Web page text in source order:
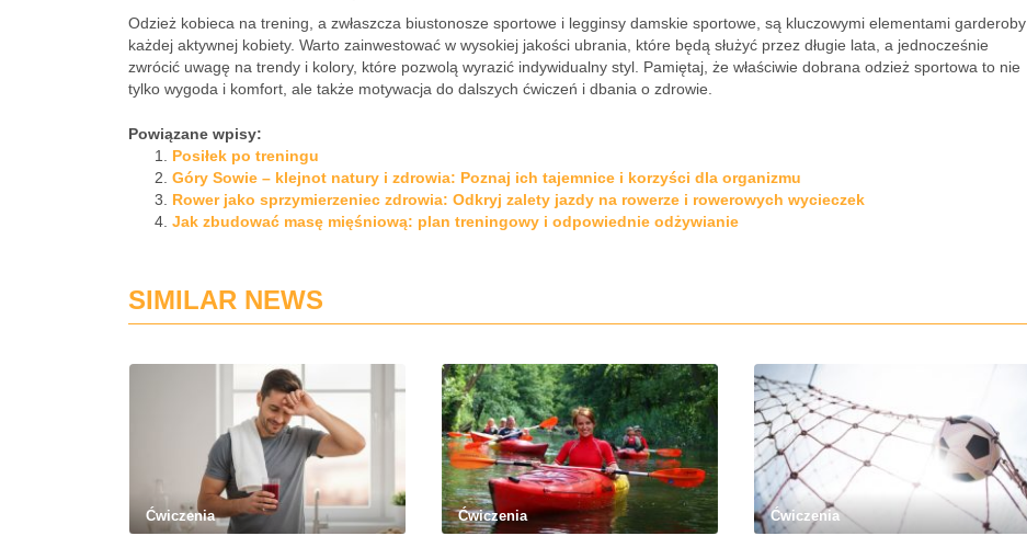
Odzież kobieca na trening, a zwłaszcza biustonosze sportowe i legginsy damskie sportowe, są kluczowymi elementami garderoby
każdej aktywnej kobiety. Warto zainwestować w wysokiej jakości ubrania, które będą służyć przez długie lata, a jednocześnie
zwrócić uwagę na trendy i kolory, które pozwolą wyrazić indywidualny styl. Pamiętaj, że właściwie dobrana odzież sportowa to nie
tylko wygoda i komfort, ale także motywacja do dalszych ćwiczeń i dbania o zdrowie.
Powiązane wpisy:
Posiłek po treningu
Góry Sowie – klejnot natury i zdrowia: Poznaj ich tajemnice i korzyści dla organizmu
Rower jako sprzymierzeniec zdrowia: Odkryj zalety jazdy na rowerze i rowerowych wycieczek
Jak zbudować masę mięśniową: plan treningowy i odpowiednie odżywianie
SIMILAR NEWS
Ćwiczenia Ćwiczenia Ćwiczenia